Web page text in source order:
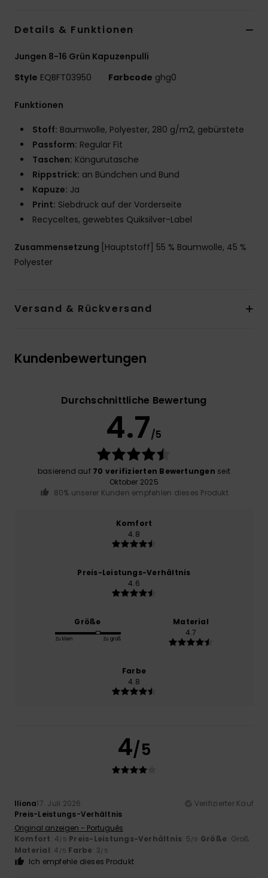
Details & Funktionen
Jungen 8-16 Grün Kapuzenpulli
Style EQBFT03950 Farbcode ghg0
Funktionen
Stoff: Baumwolle, Polyester, 280 g/m2, gebürstete
Passform: Regular Fit
Taschen: Kängurutasche
Rippstrick: an Bündchen und Bund
Kapuze: Ja
Print: Siebdruck auf der Vorderseite
Recyceltes, gewebtes Quiksilver-Label
Zusammensetzung [Hauptstoff] 55 % Baumwolle, 45 %
Polyester
Versand & Rückversand
Kundenbewertungen
Durchschnittliche Bewertung
4.7/5
basierend auf 70 verifizierten Bewertungen seit
Oktober 2025
80% unserer Kunden empfehlen dieses Produkt
Komfort
4.8
Preis-Leistungs-Verhältnis
4.6
Größe
Zu klein Zu groß
Material
4.7
Farbe
4.8
4/5
Iliona17. Juli 2026
Verifizierter Kauf
Preis-Leistungs-Verhältnis
Original anzeigen - Português
Komfort: 4/5 Preis-Leistungs-Verhältnis: 5/5 Größe: Groß
Material: 4 /5 Farbe: 3/5
Ich empfehle dieses Produkt